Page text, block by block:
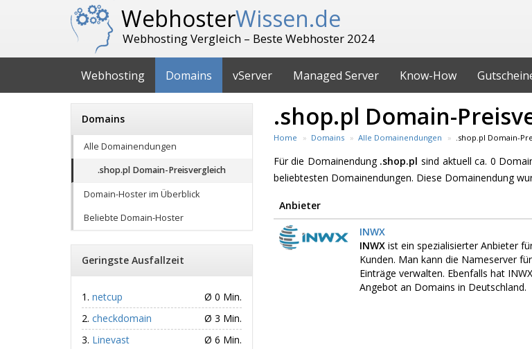
WebhosterWissen.de
Webhosting Vergleich – Beste Webhoster 2024
Webhosting Domains vServer Managed Server Know-How
.shop.pl Domain-
Home Domains Alle Domainendungen .shop.pl Domain-
Für die Domainendung .shop.pl sind aktuell ca. 0
beliebtesten Domainendungen. Diese Domainendung
Anbieter
INWX
INWXist ein spezialisierter Anbieter
Kunden. Man kann die Nameserver
Einträge verwalten. Ebenfalls hat
Angebot an Domains in Deutschland.
Domains
Alle Domainendungen
.shop.pl Domain-Preisvergleich
Domain-Hoster im Überblick
Beliebte Domain-Hoster
Geringste Ausfallzeit
netcup
Ø 0 Min.
checkdomain
Ø 3 Min.
Linevast
Ø 6 Min.